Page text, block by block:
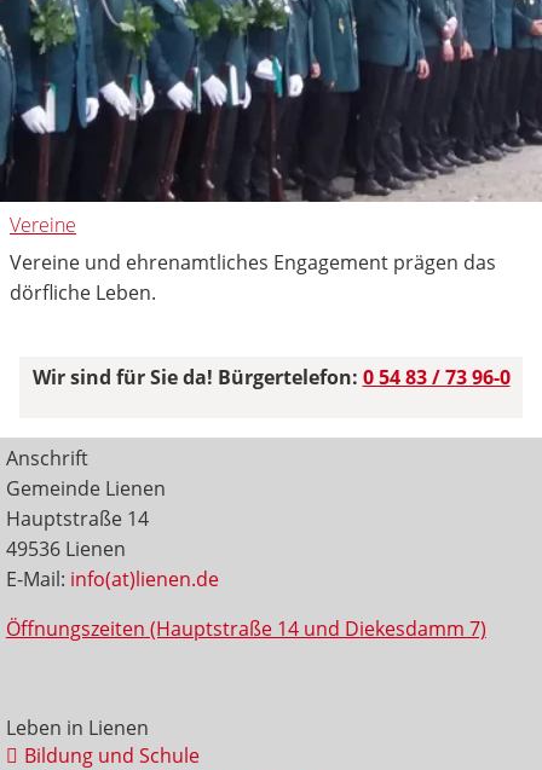
Vereine
Vereine und ehrenamtliches Engagement prägen das
dörfliche Leben.
Wir sind für Sie da! Bürgertelefon: 0 54 83 / 73 96-0
Anschrift
Gemeinde Lienen
Hauptstraße 14
49536 Lienen
E-Mail: info(at)lienen.de
Öffnungszeiten (Hauptstraße 14 und Diekesdamm 7)
Leben in Lienen
Bildung und Schule